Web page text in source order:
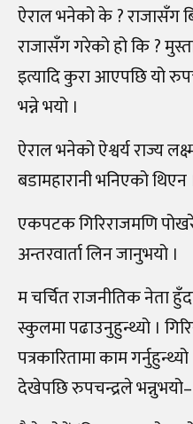
ऐराल भनेको के ? राजासँग
राजासँग गरेको हो कि ?
इत्यादि कुरा आएपछि यो
भन्ने भयो ।
ऐराल भनेको ऐश्वर्य राज्य
बडामहारानी भनिएको थिएन
एकपटक गिरिराजमणि
अन्तरवार्ता लिन जानुभयो ।
म चर्चित राजनीतिक नेता
स्कुलमा पढाउनुहुन्थ्यो ।
पत्रकारितामा काम
देखेपछि रुपचन्द्रले